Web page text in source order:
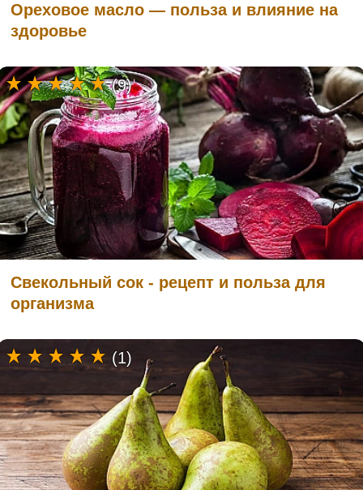
Ореховое масло — польза и влияние на
здоровье
Свекольный сок - рецепт и польза для
организма
(9)
(1)